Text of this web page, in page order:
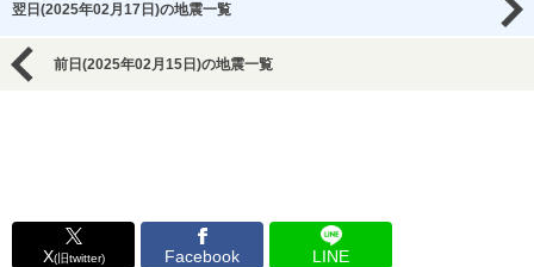
翌日(2025年02月17日)の地震一覧
前日(2025年02月15日)の地震一覧
X(旧twitter) Facebook LINE